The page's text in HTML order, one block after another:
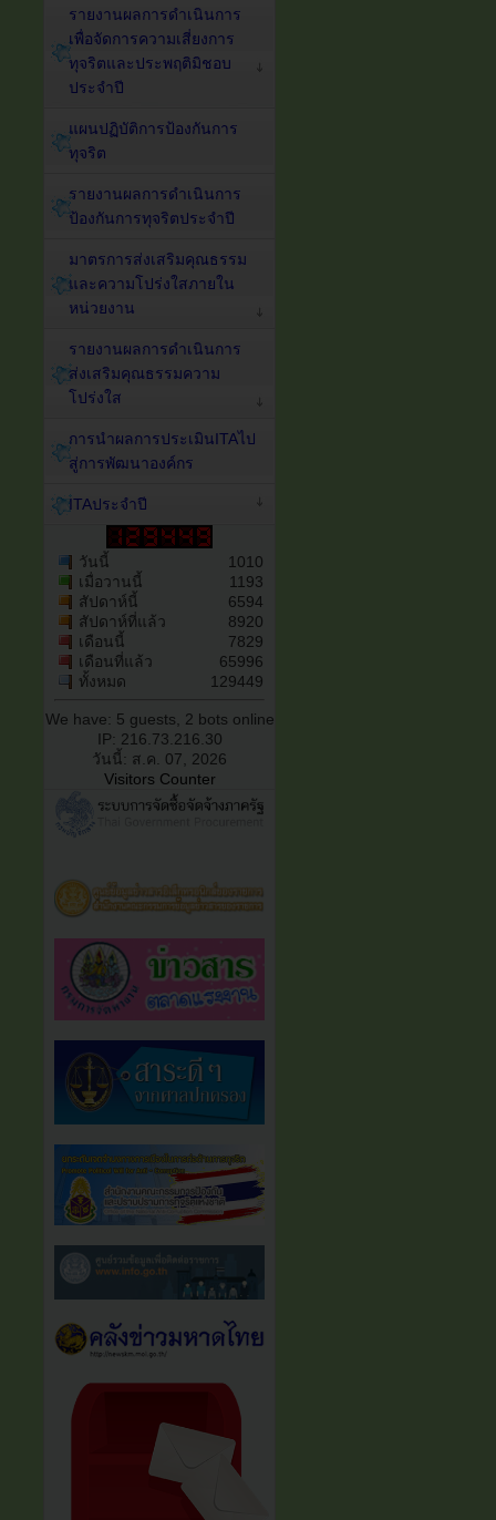
รายงานผลการดำเนินการ
เพื่อจัดการความเสี่ยงการ
ทุจริตและประพฤติมิชอบ
ประจำปี
แผนปฏิบัติการป้องกันการ
ทุจริต
รายงานผลการดำเนินการ
ป้องกันการทุจริตประจำปี
มาตรการส่งเสริมคุณธรรม
และความโปร่งใสภายใน
หน่วยงาน
รายงานผลการดำเนินการ
ส่งเสริมคุณธรรมความ
โปร่งใส
การนำผลการประเมินITAไป
สู่การพัฒนาองค์กร
ITAประจำปี
วันนี้
1010
เมื่อวานนี้
1193
สัปดาห์นี้
6594
สัปดาห์ที่แล้ว
8920
เดือนนี้
7829
เดือนที่แล้ว
65996
ทั้งหมด
129449
We have: 5 guests, 2 bots online
IP: 216.73.216.30
วันนี้: ส.ค. 07, 2026
Visitors Counter